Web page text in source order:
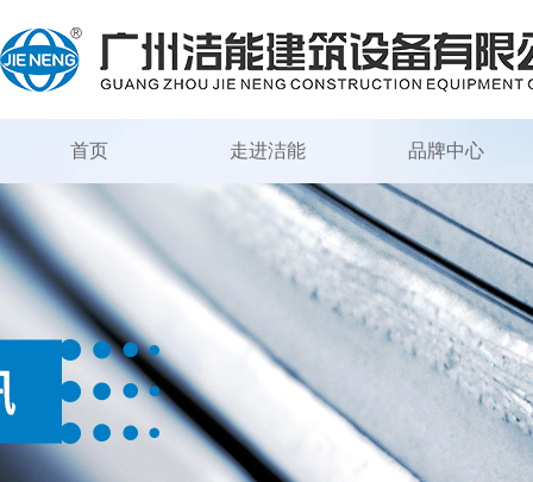
首页 走进洁能 品牌中心